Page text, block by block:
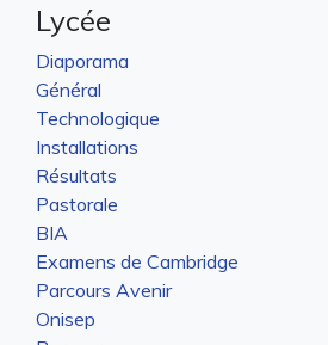
Lycée
Diaporama
Général
Technologique
Installations
Résultats
Pastorale
BIA
Examens de Cambridge
Parcours Avenir
Onisep